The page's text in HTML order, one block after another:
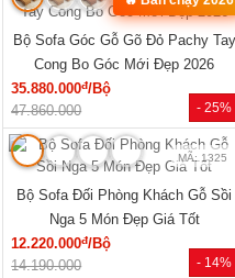
- 46%
17.000.000
HOT
MÃ: 7288